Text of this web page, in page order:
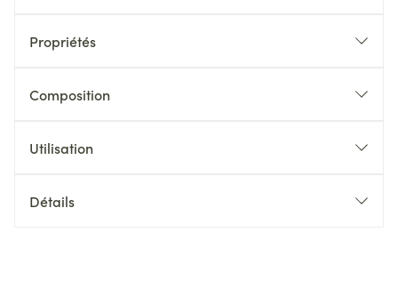
Propriétés
Composition
Utilisation
Détails